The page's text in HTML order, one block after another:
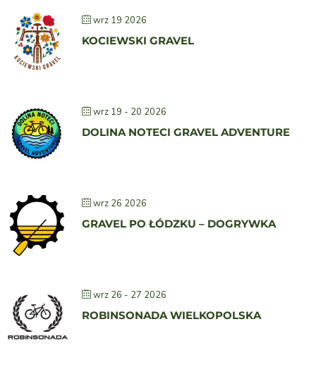
wrz 19 2026
KOCIEWSKI GRAVEL
wrz 19 - 20 2026
DOLINA NOTECI GRAVEL ADVENTURE
wrz 26 2026
GRAVEL PO ŁÓDZKU – DOGRYWKA
wrz 26 - 27 2026
ROBINSONADA WIELKOPOLSKA